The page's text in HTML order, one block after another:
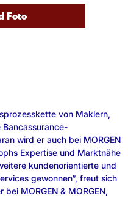
Foto
von Maklern,
Bancassurance-
wird er auch bei MORGEN
Expertise und Marktnähe
kundenorientierte und
gewonnen“, freut sich
MORGEN & MORGEN,